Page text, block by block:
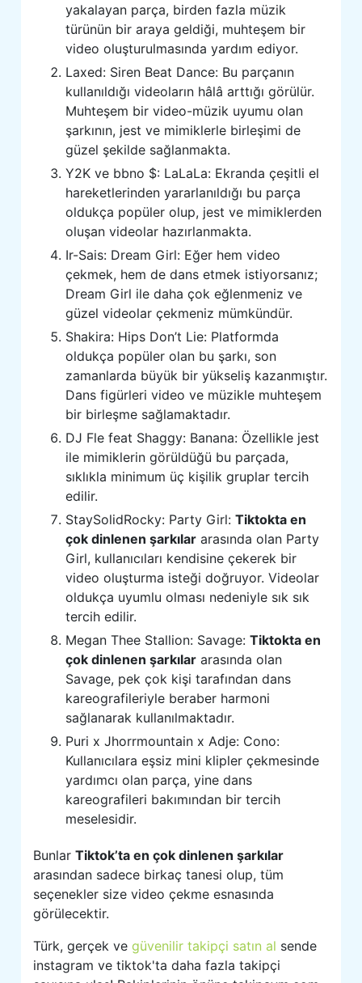
yakalayan parça, birden fazla müzik
türünün bir araya geldiği, muhteşem bir
video oluşturulmasında yardım ediyor.
Laxed: Siren Beat Dance: Bu parçanın
kullanıldığı videoların hâlâ arttığı görülür.
Muhteşem bir video-müzik uyumu olan
şarkının, jest ve mimiklerle birleşimi de
güzel şekilde sağlanmakta.
Y2K ve bbno $: LaLaLa: Ekranda çeşitli el
hareketlerinden yararlanıldığı bu parça
oldukça popüler olup, jest ve mimiklerden
oluşan videolar hazırlanmakta.
Ir-Sais: Dream Girl: Eğer hem video
çekmek, hem de dans etmek istiyorsanız;
Dream Girl ile daha çok eğlenmeniz ve
güzel videolar çekmeniz mümkündür.
Shakira: Hips Don’t Lie: Platformda
oldukça popüler olan bu şarkı, son
zamanlarda büyük bir yükseliş kazanmıştır.
Dans figürleri video ve müzikle muhteşem
bir birleşme sağlamaktadır.
DJ Fle feat Shaggy: Banana: Özellikle jest
ile mimiklerin görüldüğü bu parçada,
sıklıkla minimum üç kişilik gruplar tercih
edilir.
StaySolidRocky: Party Girl:Tiktokta en
çok dinlenen şarkılar arasında olan Party
Girl, kullanıcıları kendisine çekerek bir
video oluşturma isteği doğruyor. Videolar
oldukça uyumlu olması nedeniyle sık sık
tercih edilir.
Megan Thee Stallion: Savage:Tiktokta en
çok dinlenen şarkılar arasında olan
Savage, pek çok kişi tarafından dans
kareografileriyle beraber harmoni
sağlanarak kullanılmaktadır.
Puri x Jhorrmountain x Adje: Cono:
Kullanıcılara eşsiz mini klipler çekmesinde
yardımcı olan parça, yine dans
kareografileri bakımından bir tercih
meselesidir.
BunlarTiktok’ta en çok dinlenen şarkılar
arasından sadece birkaç tanesi olup, tüm
seçenekler size video çekme esnasında
görülecektir.
Türk, gerçek vegüvenilir takipçi satın al sende
instagram ve tiktok'ta daha fazla takipçi